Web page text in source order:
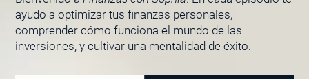
ayudo a optimizar tus finanzas personales,
comprender cómo funciona el mundo de las
inversiones, y cultivar una mentalidad de éxito.